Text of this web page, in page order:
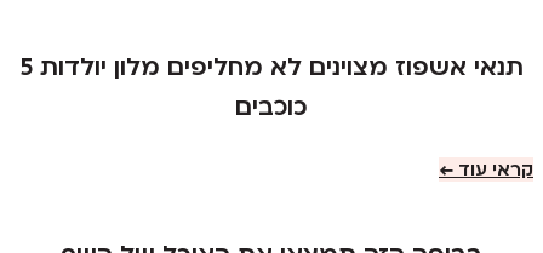
תנאי אשפוז מצוינים לא מחליפים מלון יולדות 5
כוכבים
קראי עוד ←